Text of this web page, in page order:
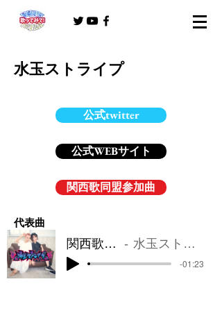
水玉ストライプ
​代表曲
関西歌同盟参加曲
公式twitter
公式WEBサイト
関西歌同盟 水玉ストライプ
-01:23